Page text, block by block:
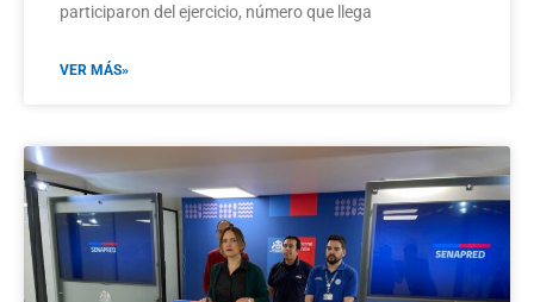
participaron del ejercicio, número que llega
VER MÁS»